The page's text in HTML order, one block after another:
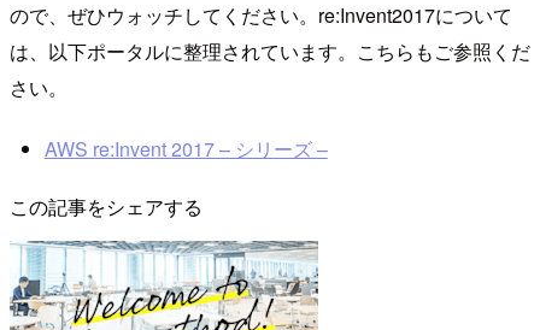
ので、ぜひウォッチしてください。re:Invent2017について
は、以下ポータルに整理されています。こちらもご参照くだ
さい。
AWS re:Invent 2017 – シリーズ –
この記事をシェアする